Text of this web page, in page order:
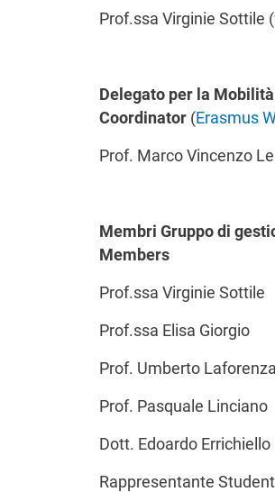
Prof.ssa Virginie Sottile (
Delegato per la
Coordinator (Erasmus
Prof. Marco Vincenzo
Membri Gruppo di
Members
Prof.ssa Virginie Sottile
Prof.ssa Elisa Giorgio
Prof. Umberto Laforenza
Prof. Pasquale Linciano
Dott. Edoardo Errichiello
Rappresentante